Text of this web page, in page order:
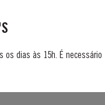
os dias às 15h. É necessário